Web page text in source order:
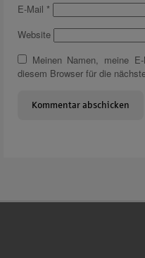
E-Mail *
Website
Meinen Namen, meine
diesem Browser für die